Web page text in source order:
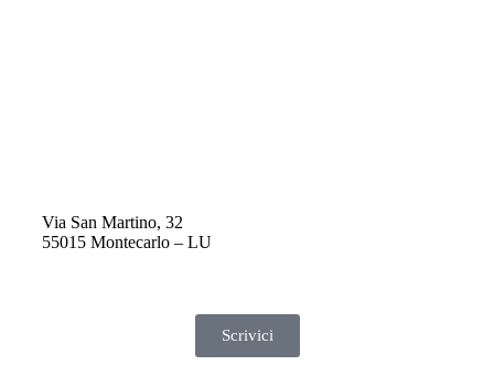
Via San Martino, 32
55015 Montecarlo – LU
Scrivici